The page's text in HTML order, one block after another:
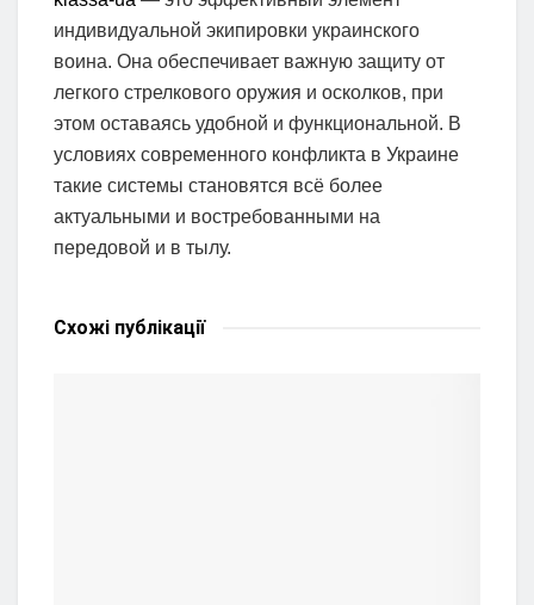
индивидуальной экипировки украинского
воина. Она обеспечивает важную защиту от
легкого стрелкового оружия и осколков, при
этом оставаясь удобной и функциональной. В
условиях современного конфликта в Украине
такие системы становятся всё более
актуальными и востребованными на
передовой и в тылу.
Схожі публікації